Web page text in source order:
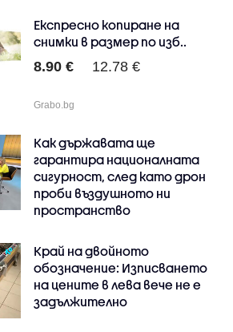
Експресно копиране на
снимки в размер по изб..
8.90 € 12.78 €
Grabo.bg
Как държавата ще
гарантира националната
сигурност, след като дрон
проби въздушното ни
пространство
Край на двойното
обозначение: Изписването
на цените в лева вече не е
задължително